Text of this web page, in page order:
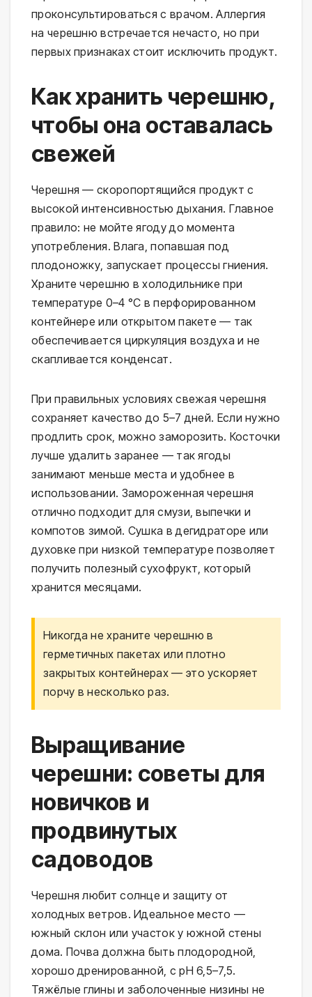
проконсультироваться с врачом. Аллергия
на черешню встречается нечасто, но при
первых признаках стоит исключить продукт.
Как хранить черешню,
чтобы она оставалась
свежей
Черешня — скоропортящийся продукт с
высокой интенсивностью дыхания. Главное
правило: не мойте ягоду до момента
употребления. Влага, попавшая под
плодоножку, запускает процессы гниения.
Храните черешню в холодильнике при
температуре 0–4 °C в перфорированном
контейнере или открытом пакете — так
обеспечивается циркуляция воздуха и не
скапливается конденсат.
При правильных условиях свежая черешня
сохраняет качество до 5–7 дней. Если нужно
продлить срок, можно заморозить. Косточки
лучше удалить заранее — так ягоды
занимают меньше места и удобнее в
использовании. Замороженная черешня
отлично подходит для смузи, выпечки и
компотов зимой. Сушка в дегидраторе или
духовке при низкой температуре позволяет
получить полезный сухофрукт, который
хранится месяцами.
Никогда не храните черешню в
герметичных пакетах или плотно
закрытых контейнерах — это ускоряет
порчу в несколько раз.
Выращивание
черешни: советы для
новичков и
продвинутых
садоводов
Черешня любит солнце и защиту от
холодных ветров. Идеальное место —
южный склон или участок у южной стены
дома. Почва должна быть плодородной,
хорошо дренированной, с pH 6,5–7,5.
Тяжёлые глины и заболоченные низины не